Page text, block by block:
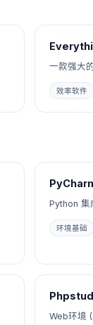
一款强大
效率软件
Python 集
环境基础
Web环境